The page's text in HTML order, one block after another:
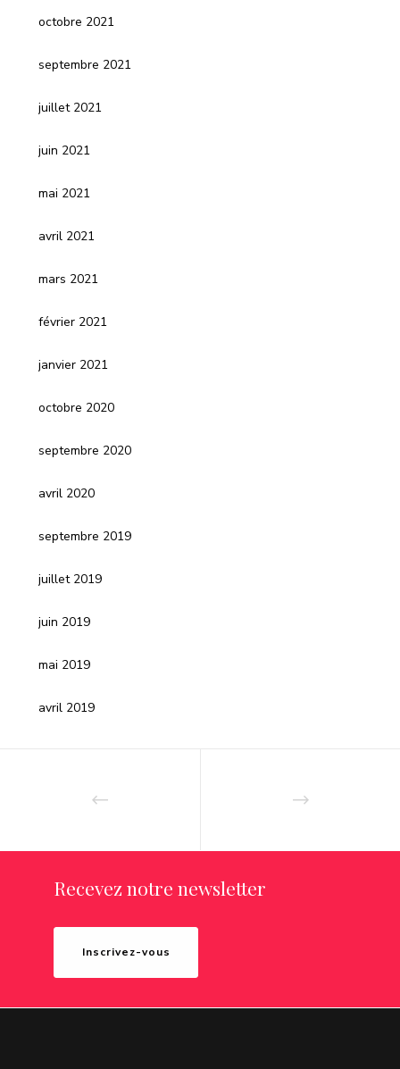
octobre 2021
septembre 2021
juillet 2021
juin 2021
mai 2021
avril 2021
mars 2021
février 2021
janvier 2021
octobre 2020
septembre 2020
avril 2020
septembre 2019
juillet 2019
juin 2019
mai 2019
avril 2019
Recevez notre newsletter
Inscrivez-vous